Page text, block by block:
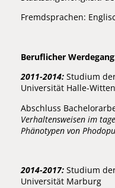
Fremdsprachen:
Beruflicher
2011-2014: Studium
Universität Halle-
Abschluss
Verhaltensweisen im
Phänotypen von
2014-2017: Studium
Universität Marburg